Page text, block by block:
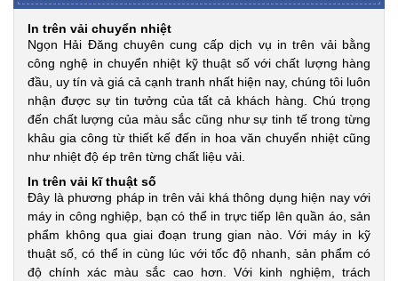
In trên vải chuyển nhiệt
Ngọn Hải Đăng chuyên cung cấp dịch vụ in trên vải bằng
công nghệ in chuyển nhiệt kỹ thuật số với chất lượng hàng
đầu, uy tín và giá cả cạnh tranh nhất hiện nay, chúng tôi luôn
nhận được sự tin tưởng của tất cả khách hàng. Chú trọng
đến chất lượng của màu sắc cũng như sự tinh tế trong từng
khâu gia công từ thiết kế đến in hoa văn chuyển nhiệt cũng
như nhiệt độ ép trên từng chất liệu vải.
In trên vải kĩ thuật số
Đây là phương pháp in trên vải khá thông dụng hiện nay với
máy in công nghiệp, bạn có thể in trực tiếp lên quần áo, sản
phẩm không qua giai đoạn trung gian nào. Với máy in kỹ
thuật số, có thể in cùng lúc với tốc độ nhanh, sản phẩm có
độ chính xác màu sắc cao hơn. Với kinh nghiệm, trách